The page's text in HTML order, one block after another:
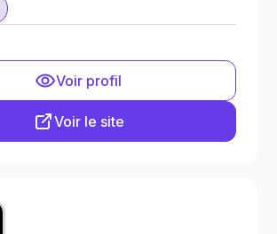
Voir profil
Voir le site